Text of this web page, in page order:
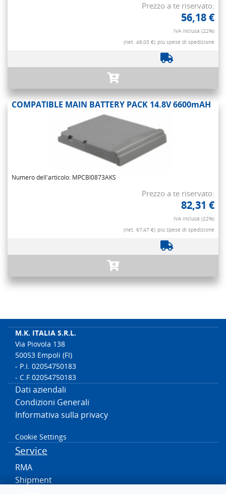
Prezzo a te riservato:
56,18 €
IVA inclusa (22%)
(net. 46,05 €) più spese di spedizione
COMPATIBLE MAIN BATTERY PACK 14.8V 6600mAH
Numero dell'articolo: MPCBI0873AKS
Prezzo a te riservato:
82,31 €
IVA inclusa (22%)
(net. 67,47 €) più spese di spedizione
M.K. ITALIA S.R.L.
Via Piovola 138
50053 Empoli (FI)
- P.I. 02054750183
- C.F.02054750183
Dati aziendali
Condizioni Generali
Informativa sulla privacy
Cookie Settings
Service
RMA
Shipment